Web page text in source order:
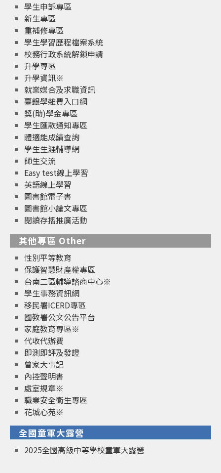
學生申訴專區
新生專區
重補修專區
學生學習歷程檔案系統
校務行政系統解鎖申請
升學專區
升學資訊※
就業媒合及求職資訊
臺銀學雜費入口網
獎(助)學金專區
學生匯款通知專區
體適能成績查詢
學生生涯輔導網
師生交流
Easy test線上學習
英語線上學習
圖書館電子書
圖書館小論文專區
閱讀存摺推廣活動
其他專區 Other
性別平等教育
保護智慧財產權專區
台南二區輔導諮商中心※
學生事務資訊網
移民署ICERD專區
國教署公文公告平台
家庭教育專區※
代收代辦費
即測即評及發證
曾家大事記
內控聲明書
處室規章※
職業安全衛生專區
花城心苑※
全國童軍大露營
2025全國高級中等學校童軍大露營